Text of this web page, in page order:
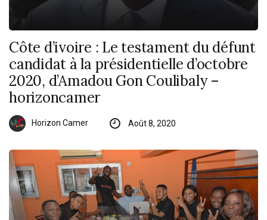
Côte d’ivoire : Le testament du défunt
candidat à la présidentielle d’octobre
2020, d’Amadou Gon Coulibaly –
horizoncamer
Horizon Camer Août 8, 2020